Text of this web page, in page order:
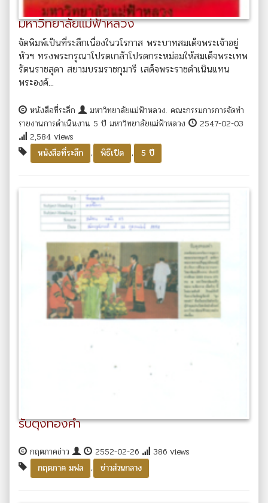
มหาวิทยาลัยแม่ฟ้าหลวง
จัดพิมพ์เป็นที่ระลึกเนื่องในวโรกาส พระบาทสมเด็จพระเจ้าอยู่
หัวฯ ทรงพระกรุณาโปรดเกล้าโปรดกระหม่อมให้สมเด็จพระเทพ
รัตนราชสุดา สยามบรมราชกุมารี เสด็จพระราชดำเนินแทน
พระองค์...
หนังสือที่ระลึก
มหาวิทยาลัยแม่ฟ้าหลวง. คณะกรรมการการจัดทำ
รายงานการดำเนินงาน 5 ปี มหาวิทยาลัยแม่ฟ้าหลวง
2547-02-03
2,584 views
หนังสือที่ระลึก
, พิธีเปิด , 5 ปี
รับตุงทองคำ
กฤตภาคข่าว 2552-02-26
386 views
กฤตภาค มฟล
, ข่าวส่วนกลาง